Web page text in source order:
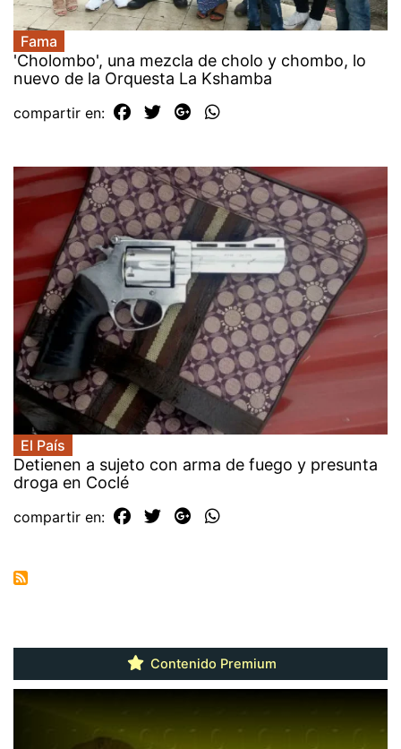
Fama
'Cholombo', una mezcla de cholo y chombo, lo
nuevo de la Orquesta La Kshamba
compartir en:
El País
Detienen a sujeto con arma de fuego y presunta
droga en Coclé
compartir en:
Contenido Premium